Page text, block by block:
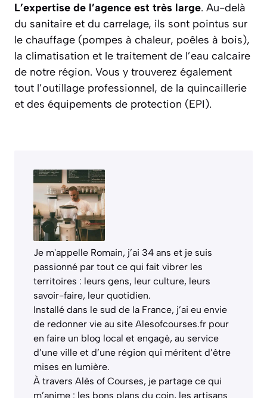
L’expertise de l’agence est très large. Au-delà
du sanitaire et du carrelage, ils sont pointus sur
le chauffage (pompes à chaleur, poêles à bois),
la climatisation et le traitement de l’eau calcaire
de notre région. Vous y trouverez également
tout l’outillage professionnel, de la quincaillerie
et des équipements de protection (EPI).
Je m'appelle Romain, j’ai 34 ans et je suis
passionné par tout ce qui fait vibrer les
territoires : leurs gens, leur culture, leurs
savoir-faire, leur quotidien.
Installé dans le sud de la France, j’ai eu envie
de redonner vie au site Alesofcourses.fr pour
en faire un blog local et engagé, au service
d’une ville et d’une région qui méritent d’être
mises en lumière.
À travers Alès of Courses, je partage ce qui
m’anime : les bons plans du coin, les artisans